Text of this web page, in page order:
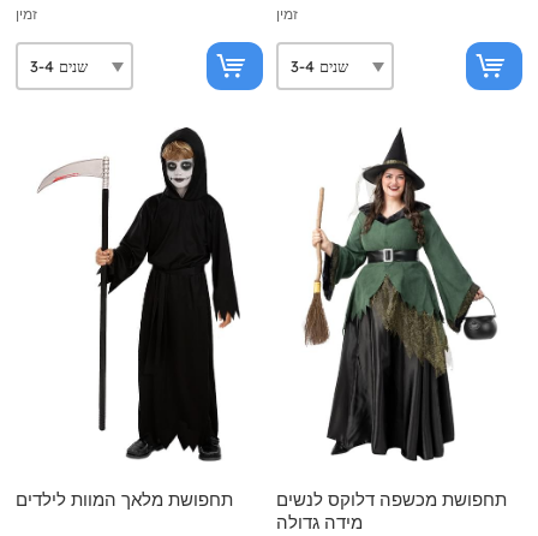
זמין זמין
תחפושת מלאך המוות לילדים
תחפושת מכשפה דלוקס לנשים
מידה גדולה